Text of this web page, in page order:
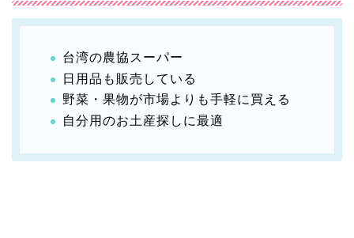
台湾の農協スーパー
日用品も販売している
野菜・果物が市場よりも手軽に買える
自分用のお土産探しに最適